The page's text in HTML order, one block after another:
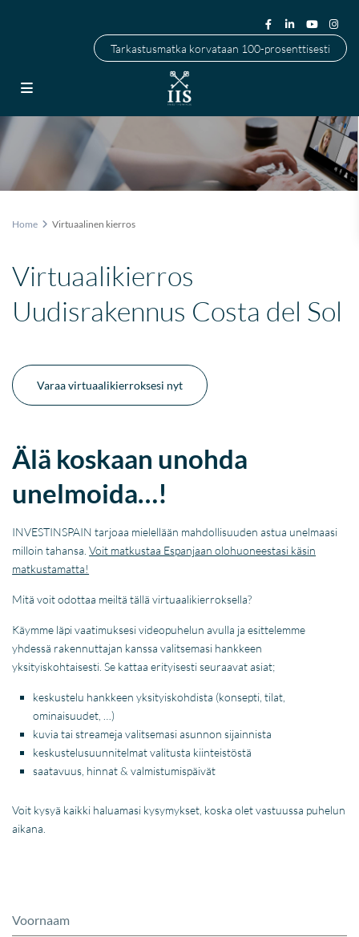
Tarkastusmatka korvataan 100-prosenttisesti
Home Virtuaalinen kierros
Virtuaalikierros
Uudisrakennus Costa del Sol
Varaa virtuaalikierroksesi nyt
Älä koskaan unohda
unelmoida…!
INVESTINSPAIN tarjoaa mielellään mahdollisuuden astua unelmaasi
milloin tahansa.Voit matkustaa Espanjaan olohuoneestasi käsin
matkustamatta!
Mitä voit odottaa meiltä tällä virtuaalikierroksella?
Käymme läpi vaatimuksesi videopuhelun avulla ja esittelemme
yhdessä rakennuttajan kanssa valitsemasi hankkeen
yksityiskohtaisesti. Se kattaa erityisesti seuraavat asiat;
keskustelu hankkeen yksityiskohdista (konsepti, tilat,
ominaisuudet, …)
kuvia tai streameja valitsemasi asunnon sijainnista
keskustelusuunnitelmat valitusta kiinteistöstä
saatavuus, hinnat & valmistumispäivät
Voit kysyä kaikki haluamasi kysymykset, koska olet vastuussa puhelun
aikana.